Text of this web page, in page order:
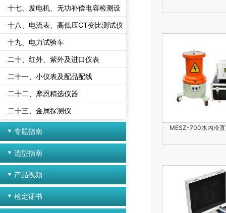
十七、发电机、无功补偿电容检测设
十八、电流表、高低压CT变比测试仪
十九、电力试验车
二十、红外、紫外及进口仪表
二十一、小仪表及配品配线
二十二、摩恩精选仪器
二十三、金属探测仪
专题指南
选型指南
产品视频
检定证书
MESZ-700水内冷